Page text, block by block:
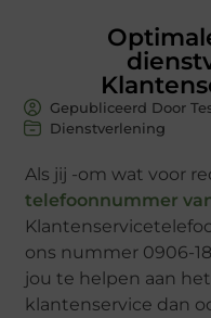
Gepubliceerd Door
Dienstverlening
Als jij -om wat voor
telefoonnummer
ons nummer 0906-
jou te helpen aan
klantenservice dan